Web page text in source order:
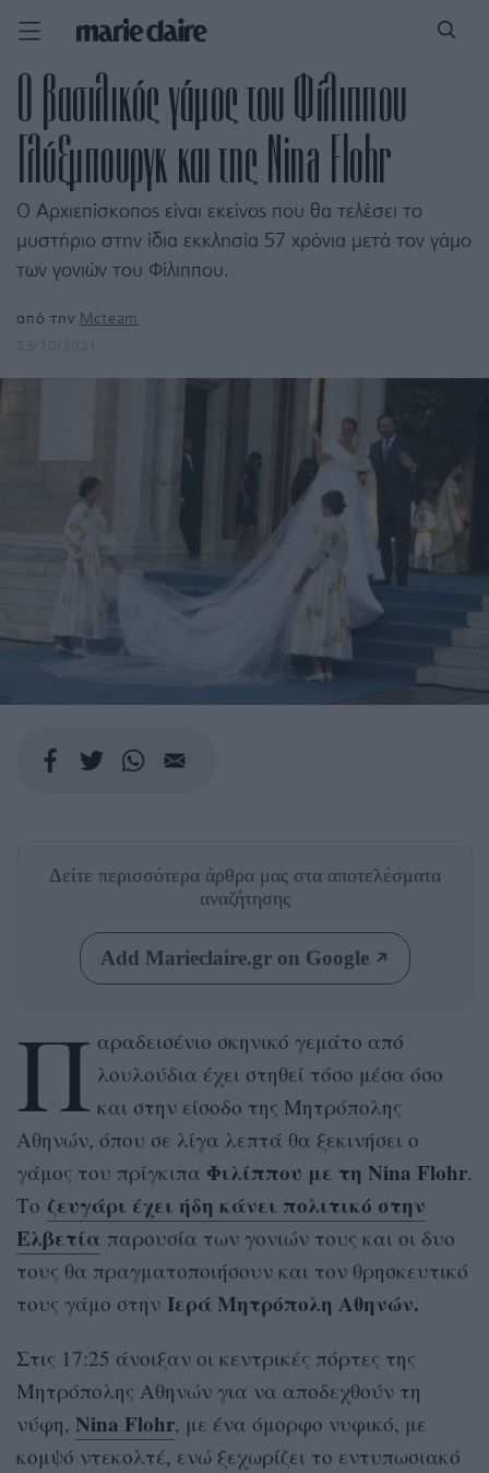
Ο βασιλικός γάμος του Φίλιππου
Γλύξμπουργκ και της Nina Flohr
Ο Αρχιεπίσκοπος είναι εκείνος που θα τελέσει το
μυστήριο στην ίδια εκκλησία 57 χρόνια μετά τον γάμο
των γονιών του Φίλιππου.
από την Mcteam
Δείτε περισσότερα άρθρα μας στα αποτελέσματα
αναζήτησης
Add Marieclaire.gr on Google
Π αραδεισένιο σκηνικό γεμάτο από
λουλούδια έχει στηθεί τόσο μέσα όσο
και στην είσοδο της Μητρόπολης
Αθηνών, όπου σε λίγα λεπτά θα ξεκινήσει ο
γάμος του πρίγκιπα Φιλίππου με τη Nina Flohr.
Το ζευγάρι έχει ήδη κάνει πολιτικό στην
Ελβετία παρουσία των γονιών τους και οι δυο
τους θα πραγματοποιήσουν και τον θρησκευτικό
τους γάμο στην Ιερά Μητρόπολη Αθηνών.
Στις 17:25 άνοιξαν οι κεντρικές πόρτες της
Μητρόπολης Αθηνών για να αποδεχθούν τη
νύφη, Νina Flohr, με ένα όμορφο νυφικό, με
κομψό ντεκολτέ, ενώ ξεχωρίζει το εντυπωσιακό